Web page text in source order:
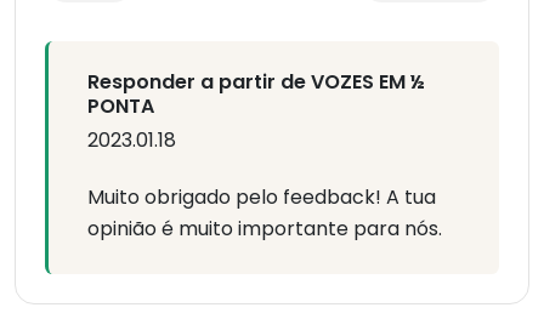
Responder a partir de VOZES EM ½
PONTA
2023.01.18
Muito obrigado pelo feedback! A tua
opinião é muito importante para nós.